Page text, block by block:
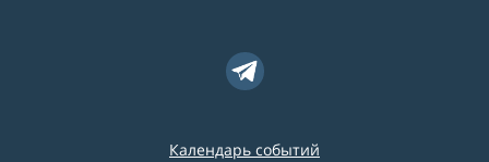
Календарь событий